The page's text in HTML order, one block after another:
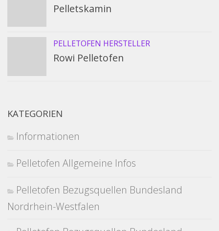
Pelletskamin
PELLETOFEN HERSTELLER
Rowi Pelletofen
KATEGORIEN
Informationen
Pelletofen Allgemeine Infos
Pelletofen Bezugsquellen Bundesland
Nordrhein-Westfalen